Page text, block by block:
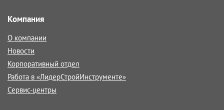
Компания
О компании
Новости
Корпоративный отдел
Работа в «ЛидерСтройИнструменте»
Сервис-центры